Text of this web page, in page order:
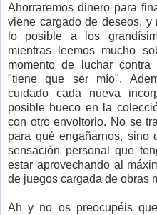
Ahorraremos dinero para
viene cargado de deseos, y
lo posible a los
mientras leemos mucho
momento de luchar contra
"tiene que ser mío".
cuidado cada nueva
posible hueco en la
con otro envoltorio. No se
para qué engañarnos, sino
sensación personal que
estar aprovechando al
de juegos cargada de obras
Ah y no os preocupéis